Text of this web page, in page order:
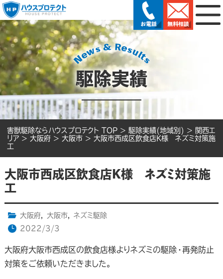
駆除実績
害獣駆除ならハウスプロテクト TOP > 駆除実績(地域別) > 関西エ
リア > 大阪府 > 大阪市 > 大阪市西成区飲食店K様 ネズミ対策施
工
大阪市西成区飲食店K様 ネズミ対策施
工
大阪府, 大阪市,
ネズミ駆除
2022/3/3
大阪府大阪市西成区の飲食店様よりネズミの駆除・再発防止
対策をご依頼いただきました。